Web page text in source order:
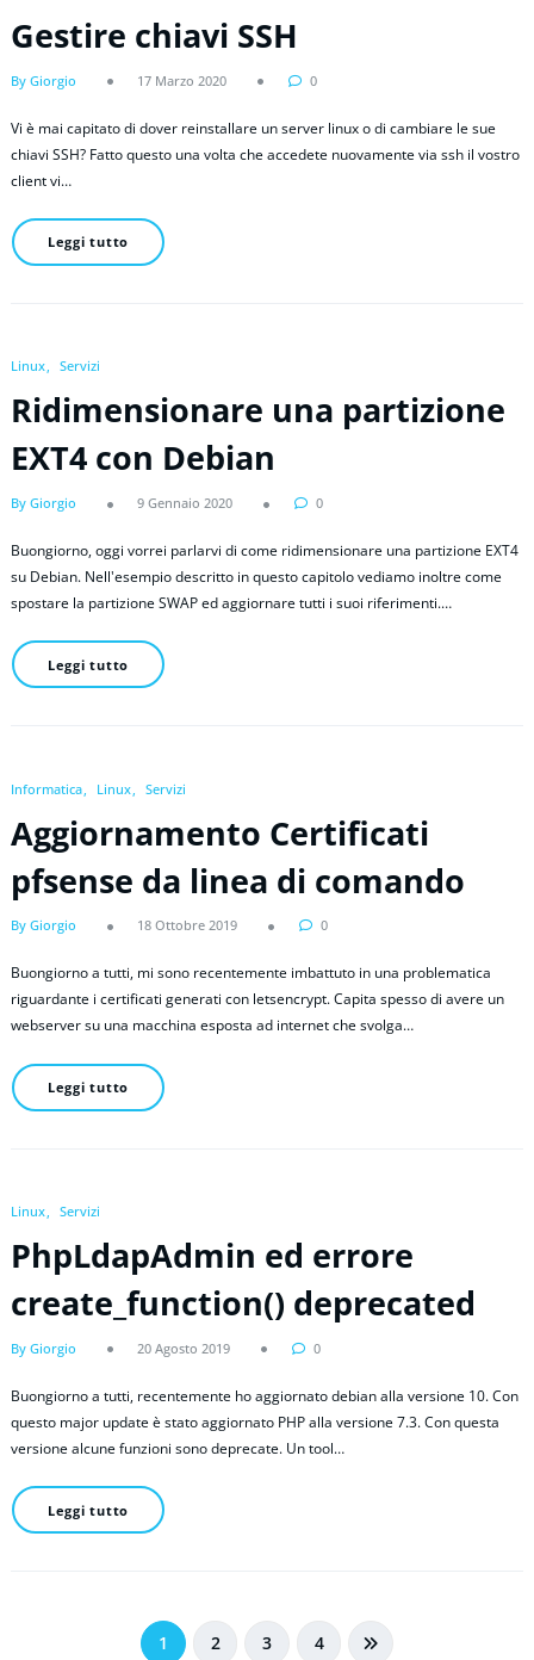
Gestire chiavi SSH
By Giorgio 17 Marzo 2020 0
Vi è mai capitato di dover reinstallare un server linux o di cambiare le sue
chiavi SSH? Fatto questo una volta che accedete nuovamente via ssh il vostro
client vi…
Leggi tutto
Linux Servizi
Ridimensionare una partizione
EXT4 con Debian
By Giorgio 9 Gennaio 2020 0
Buongiorno, oggi vorrei parlarvi di come ridimensionare una partizione EXT4
su Debian. Nell'esempio descritto in questo capitolo vediamo inoltre come
spostare la partizione SWAP ed aggiornare tutti i suoi riferimenti.…
Leggi tutto
Informatica Linux Servizi
Aggiornamento Certificati
pfsense da linea di comando
By Giorgio 18 Ottobre 2019 0
Buongiorno a tutti, mi sono recentemente imbattuto in una problematica
riguardante i certificati generati con letsencrypt. Capita spesso di avere un
webserver su una macchina esposta ad internet che svolga…
Leggi tutto
Linux Servizi
PhpLdapAdmin ed errore
create_function() deprecated
By Giorgio 20 Agosto 2019 0
Buongiorno a tutti, recentemente ho aggiornato debian alla versione 10. Con
questo major update è stato aggiornato PHP alla versione 7.3. Con questa
versione alcune funzioni sono deprecate. Un tool…
Leggi tutto
Paginazione
1 2 3 4